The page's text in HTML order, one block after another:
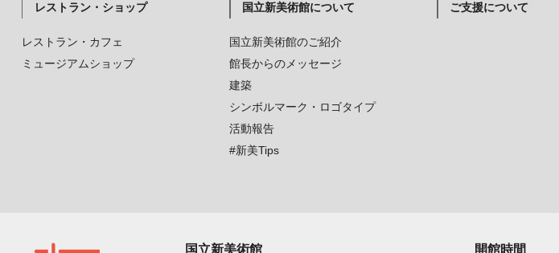
レストラン・ショップ
レストラン・カフェ
ミュージアムショップ
国立新美術館について
国立新美術館のご紹介
館長からのメッセージ
建築
シンボルマーク・ロゴタイプ
活動報告
#新美Tips
ご支援について
国立新美術館 開館時間